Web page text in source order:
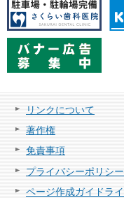
リンクについて
著作権
免責事項
プライバシーポリシー
ページ作成ガイドラ